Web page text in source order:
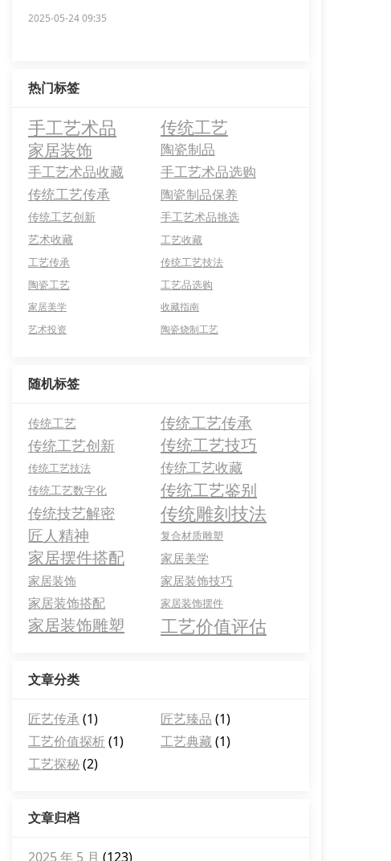
2025-05-24 09:35
热门标签
手工艺术品 传统工艺
家居装饰
陶瓷制品
手工艺术品收藏
手工艺术品选购
传统工艺传承
陶瓷制品保养
传统工艺创新
手工艺术品挑选
艺术收藏
工艺收藏
工艺传承
传统工艺技法
陶瓷工艺
工艺品选购
家居美学
收藏指南
艺术投资
陶瓷烧制工艺
随机标签
传统工艺 传统工艺传承
传统工艺创新 传统工艺技巧
传统工艺技法 传统工艺收藏
传统工艺数字化 传统工艺鉴别
传统技艺解密 传统雕刻技法
匠人精神 复合材质雕塑
家居摆件搭配
家居美学
家居装饰
家居装饰技巧
家居装饰搭配 家居装饰摆件
家居装饰雕塑 工艺价值评估
文章分类
匠艺传承 (1) 匠艺臻品 (1)
工艺价值探析(1) 工艺典藏(1)
工艺探秘(2)
文章归档
2025 年 5 月 (123)